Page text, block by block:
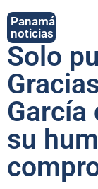
Panamá
noticias
Solo
García
su